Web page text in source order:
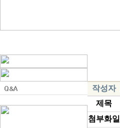
작성자
제목
첨부화일